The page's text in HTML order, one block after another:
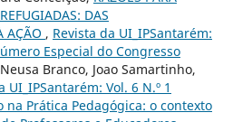
DAS
AÇÃO , Revista da UI_IPSantarém:
Especial do Congresso
Branco, Joao Samartinho,
UI_IPSantarém: Vol. 6 N.º 1
na Prática Pedagógica: o contexto